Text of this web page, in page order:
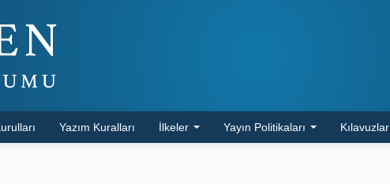
Yazım Kuralları İlkeler Yayın Politikaları Kılavuzlar